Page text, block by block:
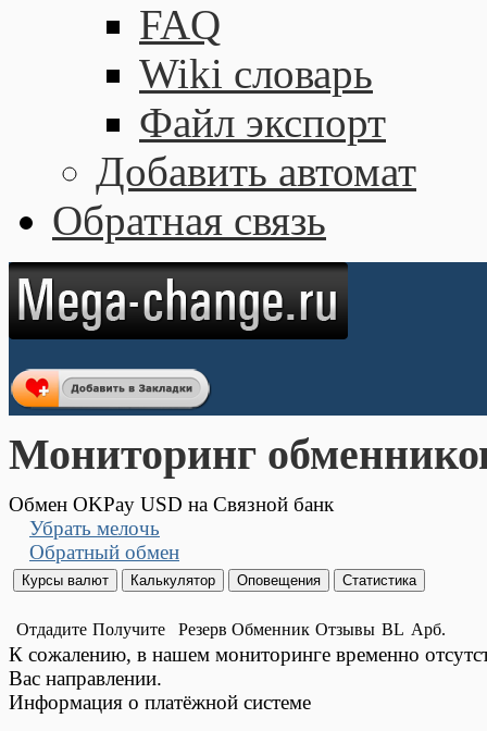
FAQ
Wiki словарь
Файл экспорт
Добавить автомат
Обратная связь
Мониторинг
Обмен OKPay USD на Связной банк
Убрать мелочь
Обратный обмен
Отдадите Получите Резерв Обменник Отзывы BL Арб.
К сожалению, в нашем мониторинге временно
Вас направлении.
Информация о платёжной системе